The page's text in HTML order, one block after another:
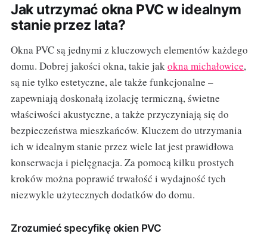
Jak utrzymać okna PVC w idealnym
stanie przez lata?
Okna PVC są jednymi z kluczowych elementów każdego
domu. Dobrej jakości okna, takie jakokna michałowice,
są nie tylko estetyczne, ale także funkcjonalne –
zapewniają doskonałą izolację termiczną, świetne
właściwości akustyczne, a także przyczyniają się do
bezpieczeństwa mieszkańców. Kluczem do utrzymania
ich w idealnym stanie przez wiele lat jest prawidłowa
konserwacja i pielęgnacja. Za pomocą kilku prostych
kroków można poprawić trwałość i wydajność tych
niezwykle użytecznych dodatków do domu.
Zrozumieć specyfikę okien PVC